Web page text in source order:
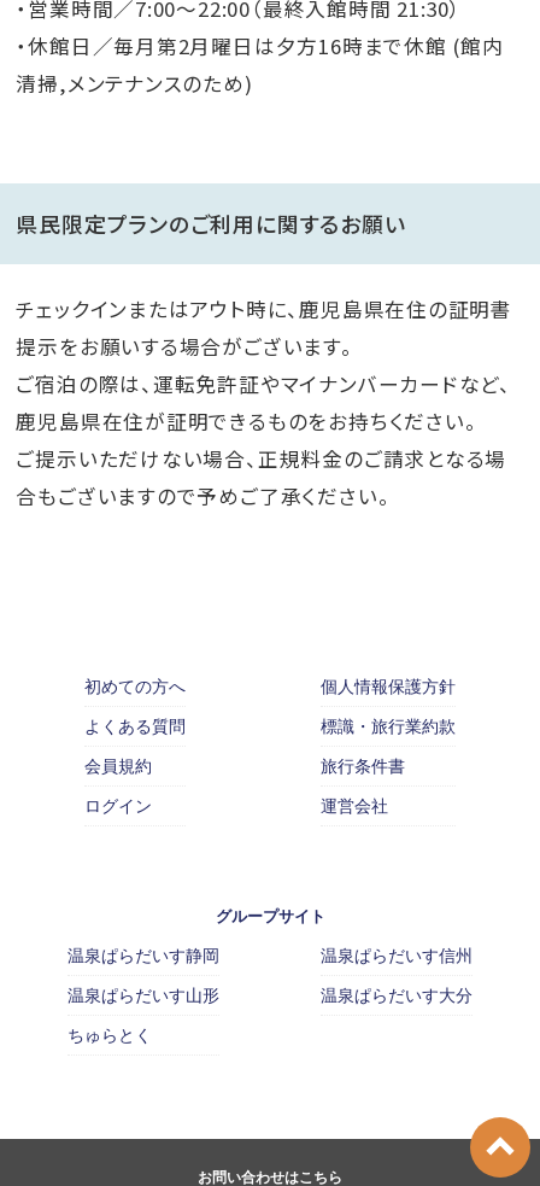
・営業時間／7:00～22:00（最終入館時間 21:30）
・休館日／毎月第2月曜日は夕方16時まで休館 (館内
清掃,メンテナンスのため)
県民限定プランのご利用に関するお願い
チェックインまたはアウト時に、鹿児島県在住の証明書
提示をお願いする場合がございます。
ご宿泊の際は、運転免許証やマイナンバーカードなど、
鹿児島県在住が証明できるものをお持ちください。
ご提示いただけない場合、正規料金のご請求となる場
合もございますので予めご了承ください。
初めての方へ
よくある質問
会員規約
ログイン
個人情報保護方針
標識・旅行業約款
旅行条件書
運営会社
グループサイト
温泉ぱらだいす静岡
温泉ぱらだいす山形
ちゅらとく
温泉ぱらだいす信州
温泉ぱらだいす大分
お問い合わせはこちら